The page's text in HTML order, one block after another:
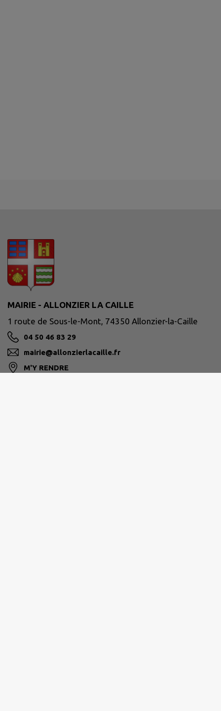
MAIRIE - ALLONZIER LA CAILLE
1 route de Sous-le-Mont, 74350 Allonzier-la-Caille
04 50 46 83 29
mairie@allonzierlacaille.fr
M'Y RENDRE